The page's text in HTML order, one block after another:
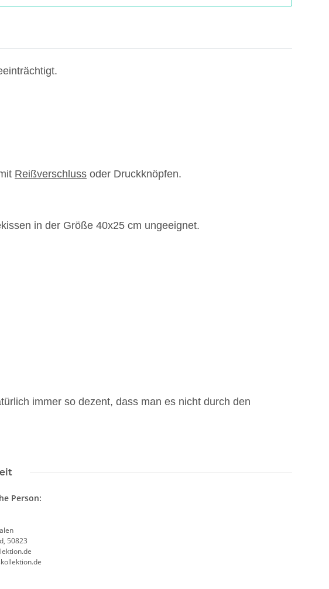
Reißverschluss oder Druckknöpfen.
in der Größe 40x25 cm ungeeignet.
immer so dezent, dass man es nicht durch den
Person:
50823